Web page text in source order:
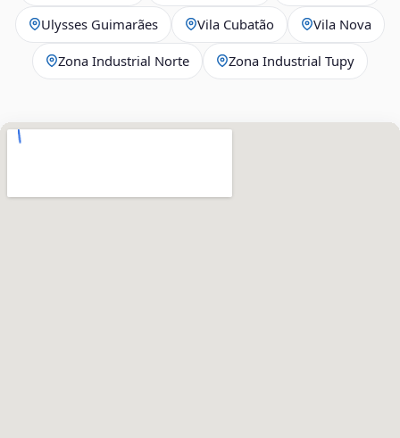
Ulysses Guimarães Vila Cubatão Vila Nova
Zona Industrial Norte Zona Industrial Tupy